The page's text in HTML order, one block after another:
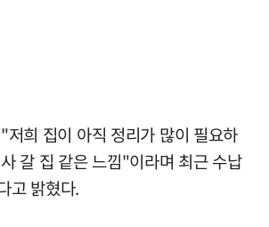
저희 집이 아직 정리가 많이 필요하
갈 집 같은 느낌"이라며 최근 수납
고 밝혔다.